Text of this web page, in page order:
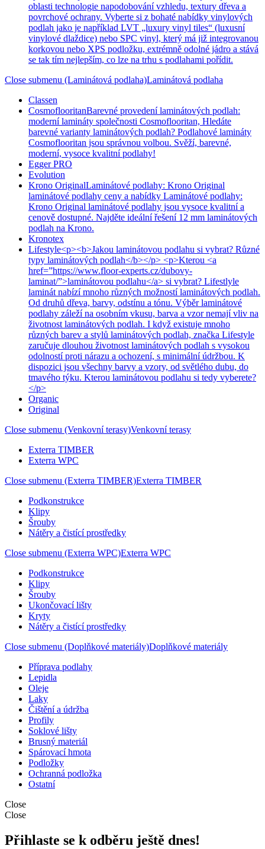
oblasti technologie napodobování vzhledu, textury dřeva a
povrchové ochrany. Vyberte si z bohaté nabídky vinylových
podlah jako je například LVT „luxury vinyl tiles“ (luxusní
vinylové dlaždice) nebo SPC vinyl, který má již integrovanou
korkovou nebo XPS podložku, extrémně odolné jádro a stává
se tak tím nejlepším, co lze na trhu s podlahami pořídit.
Close submenu (Laminátová podlaha)Laminátová podlaha
Classen
CosmoflooritanBarevné provedení laminátových podlah:
moderní lamináty společnosti Cosmoflooritan, Hledáte
barevné varianty laminátových podlah? Podlahové lamináty
Cosmoflooritan jsou správnou volbou. Svěží, barevné,
moderní, vysoce kvalitní podlahy!
Egger PRO
Evolution
Krono OriginalLaminátové podlahy: Krono Original
laminátové podlahy ceny a nabídky Laminátové podlahy:
Krono Original laminátové podlahy jsou vysoce kvalitní a
cenově dostupné. Najděte ideální řešení 12 mm laminátových
podlah na Krono.
Kronotex
Lifestyle<p><b>Jakou laminátovou podlahu si vybrat? Různé
typy laminátových podlah</b></p> <p>Kterou <a
href=”https://www.floor-experts.cz/dubovy-
laminat/”>laminátovou podlahu</a> si vybrat? Lifestlyle
laminát nabízí mnoho různých možností laminátových podlah.
Od druhů dřeva, barvy, odstínu a tónu. Výběr laminátové
podlahy záleží na osobním vkusu, barva a vzor nemají vliv na
životnost laminátových podlah. I když existuje mnoho
různých barev a stylů laminátových podlah, značka Lifestyle
zaručuje dlouhou životnost laminátových podlah s vysokou
odolností proti nárazu a ochození, s minimální údržbou. K
dispozici jsou všechny barvy a vzory, od světlého dubu, do
tmavého týku. Kterou laminátovou podlahu si tedy vyberete?
</p>
Organic
Original
Close submenu (Venkovní terasy)Venkovní terasy
Exterra TIMBER
Exterra WPC
Close submenu (Exterra TIMBER)Exterra TIMBER
Podkonstrukce
Klipy
Šrouby
Nátěry a čistící prostředky
Close submenu (Exterra WPC)Exterra WPC
Podkonstrukce
Klipy
Šrouby
Ukončovací lišty
Kryty
Nátěry a čistící prostředky
Close submenu (Doplňkové materiály)Doplňkové materiály
Příprava podlahy
Lepidla
Oleje
Laky
Čištění a údržba
Profily
Soklové lišty
Brusný materiál
Spárovací hmota
Podložky
Ochranná podložka
Ostatní
Close
Close
Přihlaste se k odběru ještě dnes!